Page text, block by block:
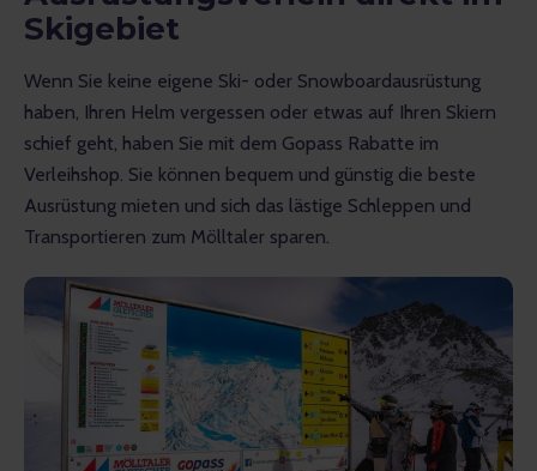
Skigebiet
Wenn Sie keine eigene Ski- oder Snowboardausrüstung
haben, Ihren Helm vergessen oder etwas auf Ihren Skiern
schief geht, haben Sie mit dem Gopass Rabatte im
Verleihshop. Sie können bequem und günstig die beste
Ausrüstung mieten und sich das lästige Schleppen und
Transportieren zum Mölltaler sparen.